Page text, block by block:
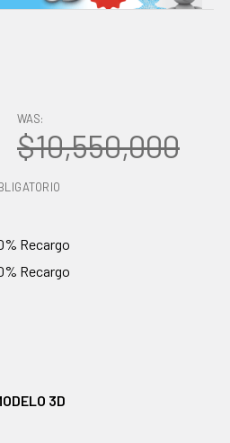
WAS:
$10,550,000
Recargo
Recargo
3D